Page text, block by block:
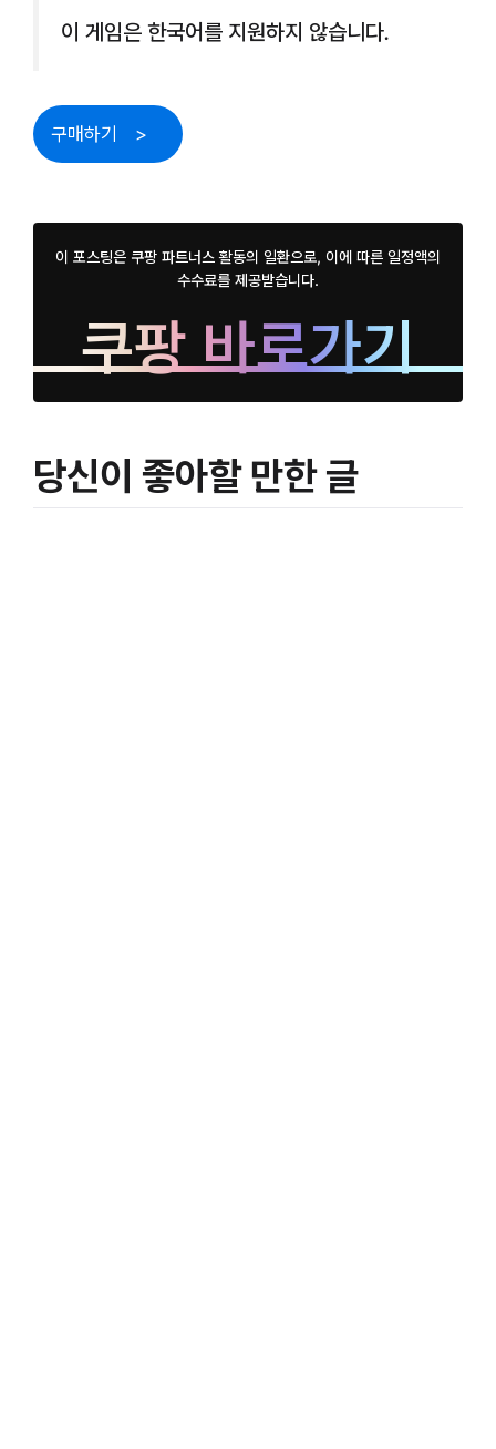
이 게임은 한국어를 지원하지 않습니다.
구매하기
이 포스팅은 쿠팡 파트너스 활동의 일환으로, 이에 따른 일정액의
수수료를 제공받습니다.
쿠팡 바로가기
당신이 좋아할 만한 글